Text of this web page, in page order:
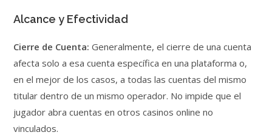
Alcance y Efectividad
Cierre de Cuenta: Generalmente, el cierre de una cuenta
afecta solo a esa cuenta específica en una plataforma o,
en el mejor de los casos, a todas las cuentas del mismo
titular dentro de un mismo operador. No impide que el
jugador abra cuentas en otros casinos online no
vinculados.